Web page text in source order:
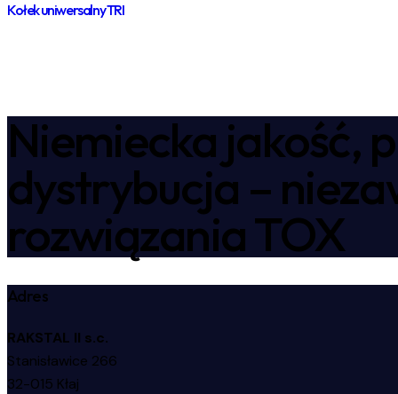
Kołek uniwersalny TRI
Niemiecka jakość,
dystrybucja –
rozwiązania TOX
Adres
RAKSTAL II s.c.
Stanisławice 266
32-015 Kłaj